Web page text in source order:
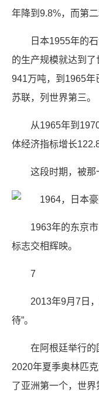
年降到9.8%，而第
日本1955年的
的生产规模就达到
941万吨，到1965年
苏联，列世界第三。
从1965年到
体经济指标增长
这段时期，被那
1963年的东京
标志交相辉映。
7
2013年9月7日
待”。
在阿根廷举行
2020年夏季奥林匹
了亚洲第一个，世界